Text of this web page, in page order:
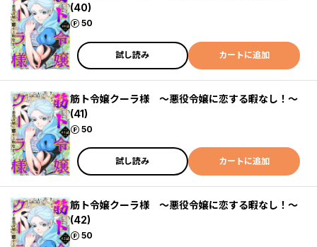
(40)
50
ポイント
試し読み カートに追加
筋ト令嬢クーラ様 ～悪役令嬢に恋する暇なし！～
(41)
50
ポイント
試し読み カートに追加
筋ト令嬢クーラ様 ～悪役令嬢に恋する暇なし！～
(42)
50
ポイント